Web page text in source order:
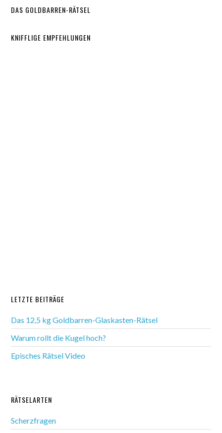
DAS GOLDBARREN-RÄTSEL
KNIFFLIGE EMPFEHLUNGEN
LETZTE BEITRÄGE
Das 12,5 kg Goldbarren-Glaskasten-Rätsel
Warum rollt die Kugel hoch?
Episches Rätsel Video
RÄTSELARTEN
Scherzfragen